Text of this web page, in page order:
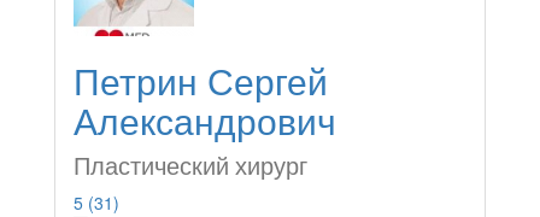
Петрин Сергей
Александрович
Пластический хирург
5 (31)